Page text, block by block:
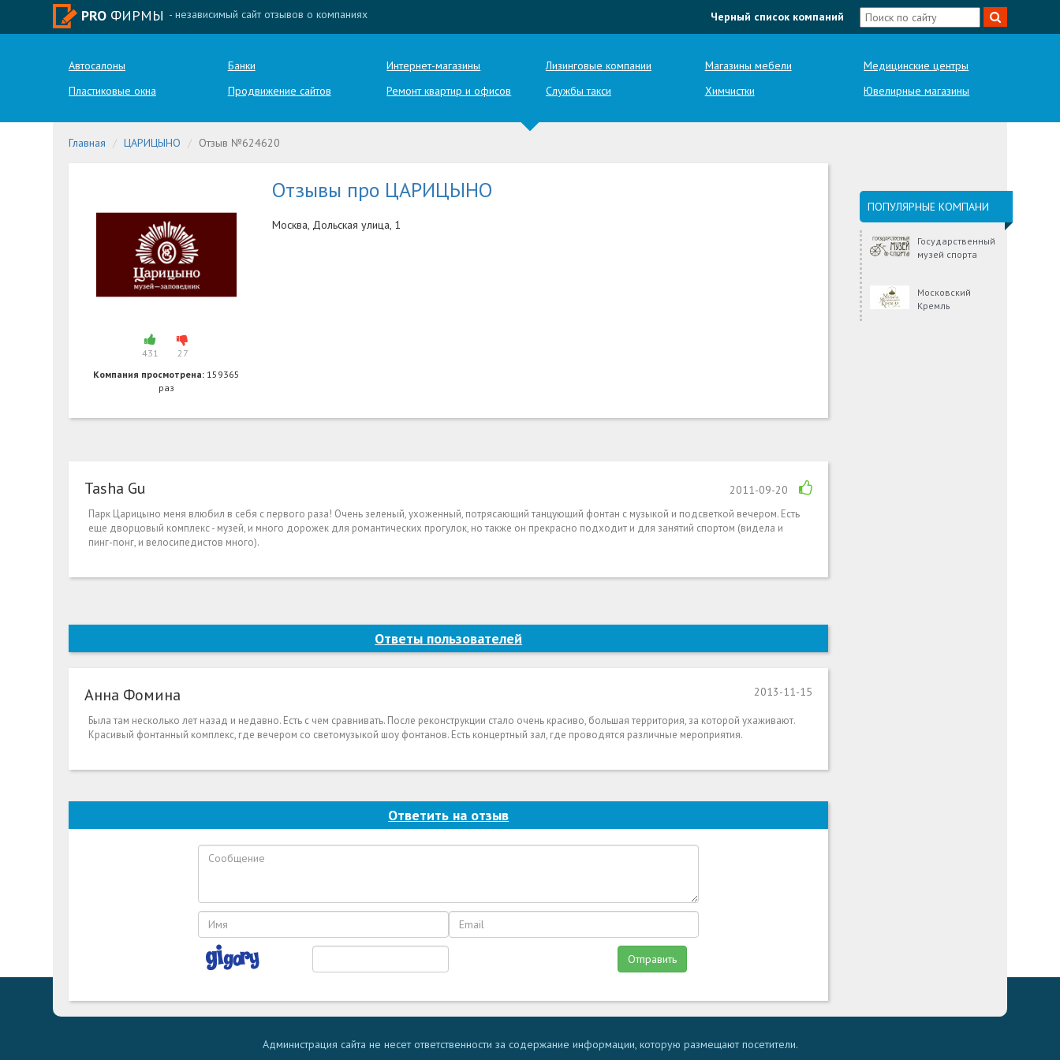
PRO ФИРМЫ - независимый сайт отзывов о компаниях Черный список компаний
Автосалоны Банки Интернет-магазины Лизинговые компании Магазины мебели
Медицинские центры
Пластиковые окна
Продвижение сайтов Ремонт квартир и офисов Службы такси Химчистки Ювелирные магазины
Главная ЦАРИЦЫНО Отзыв №624620
431
27
Компания просмотрена: 159365
раз
Отзывы про ЦАРИЦЫНО
Москва, Дольская улица, 1
Tasha Gu 2011-09-20
Парк Царицыно меня влюбил в себя с первого раза! Очень зеленый, ухоженный, потрясающий танцующий фонтан с музыкой и подсветкой вечером. Есть
еще дворцовый комплекс - музей, и много дорожек для романтических прогулок, но также он прекрасно подходит и для занятий спортом (видела и
пинг-понг, и велосипедистов много).
Ответы пользователей
Анна Фомина 2013-11-15
Была там несколько лет назад и недавно. Есть с чем сравнивать. После реконструкции стало очень красиво, большая территория, за которой ухаживают.
Красивый фонтанный комплекс, где вечером со светомузыкой шоу фонтанов. Есть концертный зал, где проводятся различные мероприятия.
Ответить на отзыв
Отправить
ПОПУЛЯРНЫЕ КОМПАНИ
Государственный
музей спорта
Московский
Кремль
Администрация сайта не несет ответственности за содержание информации, которую размещают посетители.